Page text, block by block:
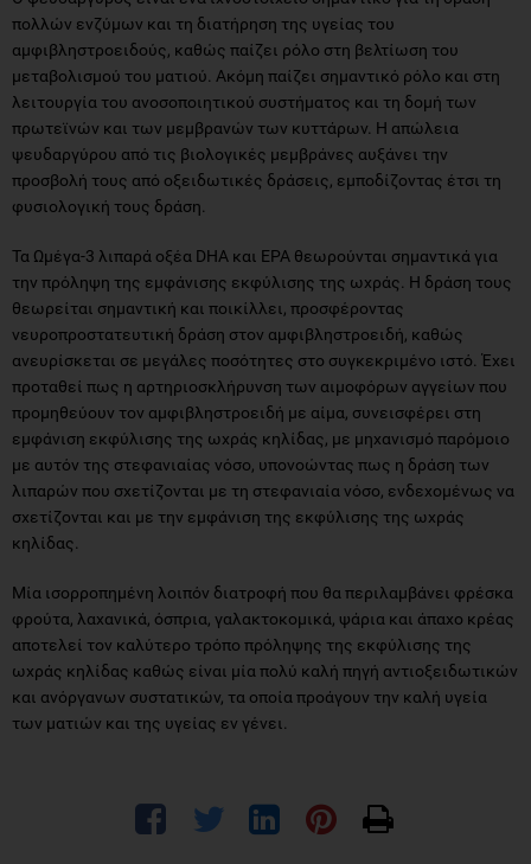
πολλών ενζύμων και τη διατήρηση της υγείας του
αμφιβληστροειδούς, καθώς παίζει ρόλο στη βελτίωση του
μεταβολισμού του ματιού. Ακόμη παίζει σημαντικό ρόλο και στη
λειτουργία του ανοσοποιητικού συστήματος και τη δομή των
πρωτεϊνών και των μεμβρανών των κυττάρων. Η απώλεια
ψευδαργύρου από τις βιολογικές μεμβράνες αυξάνει την
προσβολή τους από οξειδωτικές δράσεις, εμποδίζοντας έτσι τη
φυσιολογική τους δράση.
Τα Ωμέγα-3 λιπαρά οξέα DHA και EPA θεωρούνται σημαντικά για
την πρόληψη της εμφάνισης εκφύλισης της ωχράς. Η δράση τους
θεωρείται σημαντική και ποικίλλει, προσφέροντας
νευροπροστατευτική δράση στον αμφιβληστροειδή, καθώς
ανευρίσκεται σε μεγάλες ποσότητες στο συγκεκριμένο ιστό. Έχει
προταθεί πως η αρτηριοσκλήρυνση των αιμοφόρων αγγείων που
προμηθεύουν τον αμφιβληστροειδή με αίμα, συνεισφέρει στη
εμφάνιση εκφύλισης της ωχράς κηλίδας, με μηχανισμό παρόμοιο
με αυτόν της στεφανιαίας νόσο, υπονοώντας πως η δράση των
λιπαρών που σχετίζονται με τη στεφανιαία νόσο, ενδεχομένως να
σχετίζονται και με την εμφάνιση της εκφύλισης της ωχράς
κηλίδας.
Μία ισορροπημένη λοιπόν διατροφή που θα περιλαμβάνει φρέσκα
φρούτα, λαχανικά, όσπρια, γαλακτοκομικά, ψάρια και άπαχο κρέας
αποτελεί τον καλύτερο τρόπο πρόληψης της εκφύλισης της
ωχράς κηλίδας καθώς είναι μία πολύ καλή πηγή αντιοξειδωτικών
και ανόργανων συστατικών, τα οποία προάγουν την καλή υγεία
των ματιών και της υγείας εν γένει.